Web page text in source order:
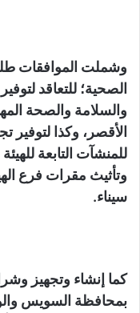
وشملت الموافقات
الصحية؛ للتعاقد
والسلامة والصحة
الأقصر، وكذا لتوفير
للمنشآت التابعة
وتأثيث مقرات فرع
سيناء.
كما إنشاء وتجهيز
بمحافظة السويس